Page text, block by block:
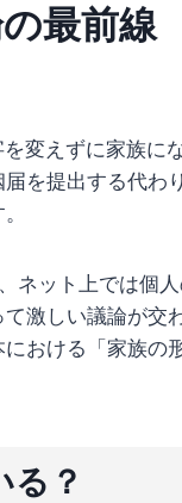
最前線
変えずに家族に
を提出する代わ
ネット上では個
激しい議論が交
おける「家族の
る？